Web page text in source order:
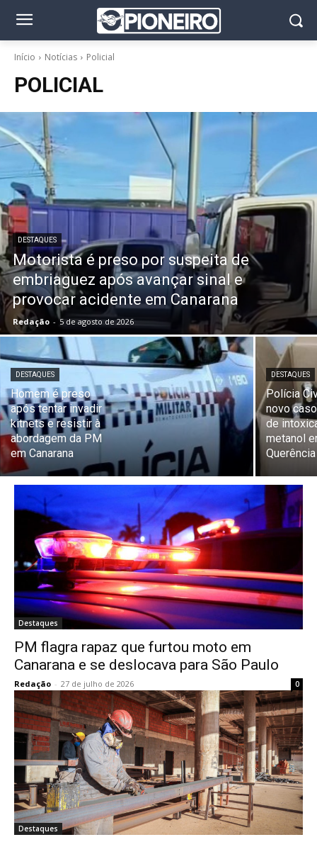
Início Notícias Policial
POLICIAL
DESTAQUES
Motorista é preso por suspeita de
embriaguez após avançar sinal e
provocar acidente em Canarana
Redação - 5 de agosto de 2026
DESTAQUES
Homem é preso
após tentar invadir
kitnets e resistir à
abordagem da PM
em Canarana
DESTAQUES
Polícia
novo
de
metanol
Querência
Destaques
PM flagra rapaz que furtou moto em
Canarana e se deslocava para São Paulo
Redação - 27 de julho de 2026 0
Destaques